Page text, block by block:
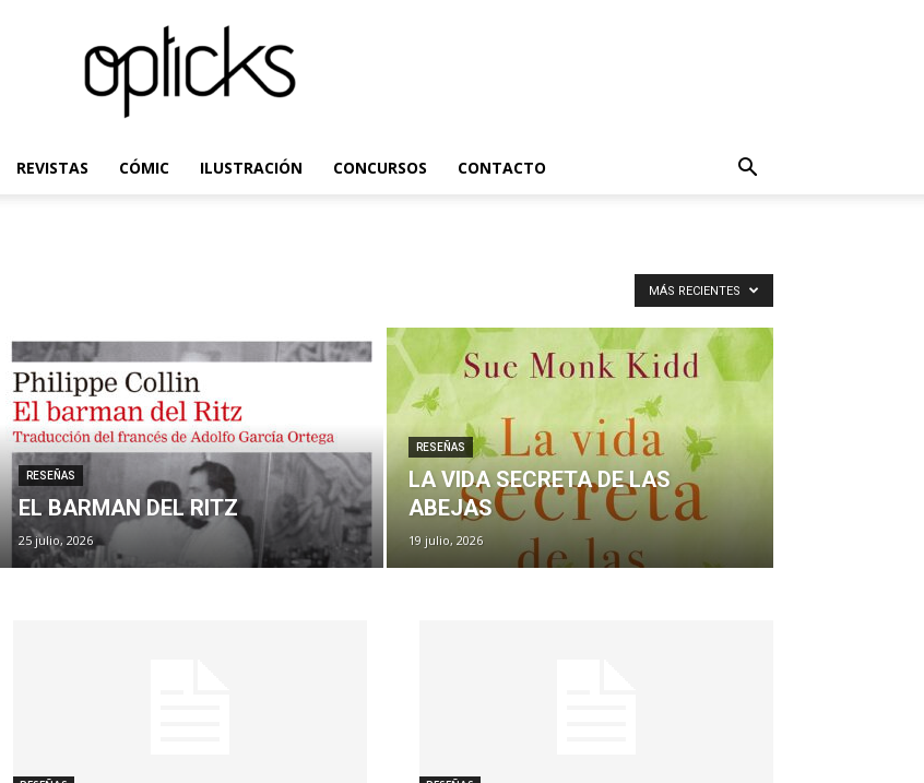
REVISTAS CÓMIC ILUSTRACIÓN CONCURSOS CONTACTO
MÁS RECIENTES
RESEÑAS
EL BARMAN DEL RITZ
25 julio, 2026
RESEÑAS
LA VIDA SECRETA DE LAS
ABEJAS
19 julio, 2026